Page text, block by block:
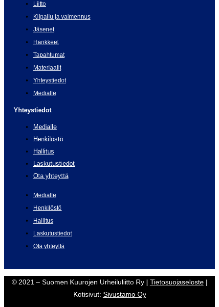
Liitto
Kilpailu ja valmennus
Jäsenet
Hankkeet
Tapahtumat
Materiaalit
Yhteystiedot
Medialle
Yhteystiedot
Medialle
Henkilöstö
Hallitus
Laskutustiedot
Ota yhteyttä
Medialle
Henkilöstö
Hallitus
Laskutustiedot
Ota yhteyttä
© 2021 – Suomen Kuurojen Urheiluliitto Ry | Tietosuojaseloste|
Kotisivut: Sivustamo Oy